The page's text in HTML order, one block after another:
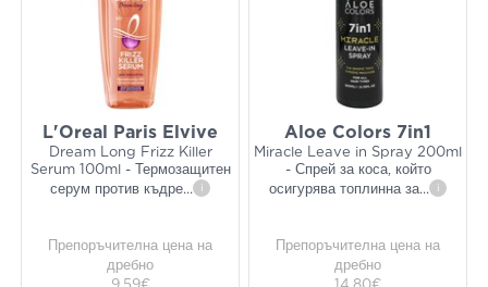
L'Oreal Paris Elvive
Dream Long Frizz Killer
Serum 100ml - Термозащитен
серум против къдре... i
Препоръчителна цена на
дребно
Aloe Colors 7in1
Miracle Leave in Spray 200ml
- Спрей за коса, който
осигурява топлинна за... i
Препоръчителна цена на
дребно